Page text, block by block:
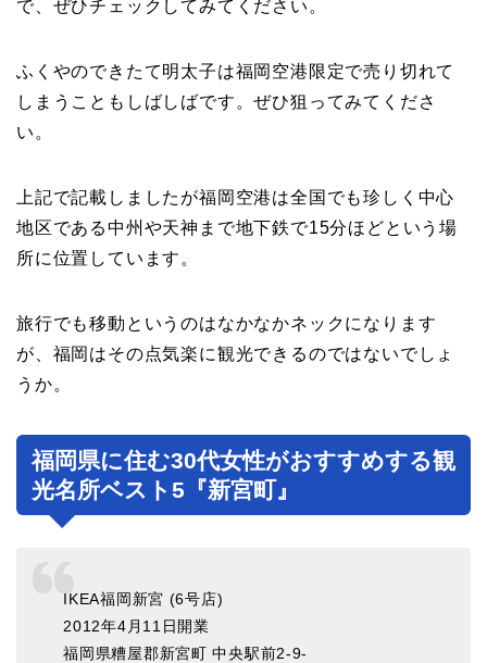
で、ぜひチェックしてみてください。
ふくやのできたて明太子は福岡空港限定で売り切れて
しまうこともしばしばです。ぜひ狙ってみてくださ
い。
上記で記載しましたが福岡空港は全国でも珍しく中心
地区である中州や天神まで地下鉄で15分ほどという場
所に位置しています。
旅行でも移動というのはなかなかネックになります
が、福岡はその点気楽に観光できるのではないでしょ
うか。
福岡県に住む30代女性がおすすめする観
光名所ベスト5『新宮町』
IKEA福岡新宮 (6号店)
2012年4月11日開業
福岡県糟屋郡新宮町 中央駅前2-9-